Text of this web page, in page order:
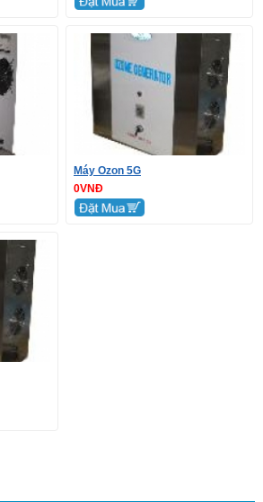
Máy Ozon 5G
0VNĐ